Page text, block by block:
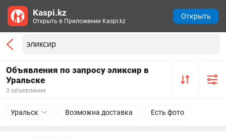
Объявления по запросу эликсир в
Уральске
3 объявления
Уральск Возможна доставка Есть фото
Kaspi.kz
Открыть в Приложении Kaspi.kz
Открыть